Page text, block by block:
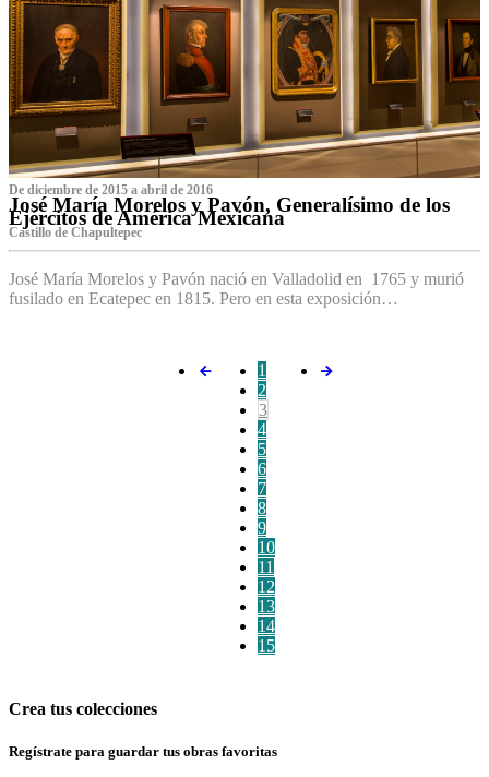
De diciembre de 2015 a abril de 2016
José María Morelos y Pavón, Generalísimo de los
Ejércitos de América Mexicana
C‌astillo de Chapultepec
José María Morelos y Pavón nació en Valladolid en 1765 y murió
fusilado en Ecatepec en 1815. Pero en esta exposición…
1
2
3
4
5
6
7
8
9
10
11
12
13
14
15
Crea tus colecciones
Regístrate para guardar tus obras favoritas